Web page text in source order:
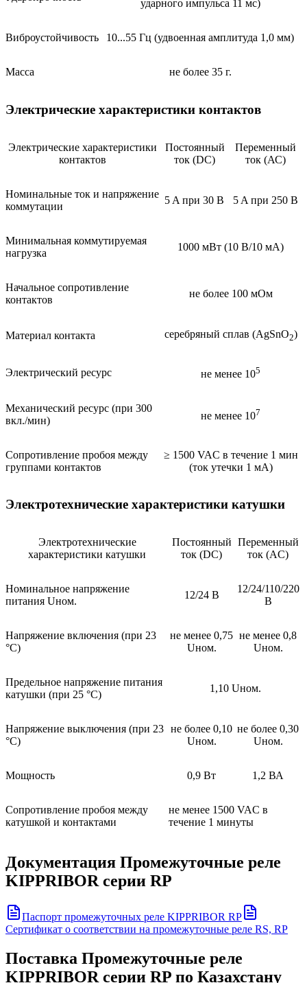
ударного импульса 11 мс)
Виброустойчивость 10...55 Гц (удвоенная амплитуда 1,0 мм)
Масса не более 35 г.
Электрические характеристики контактов
Электрические характеристики
контактов
Постоянный
ток (DС)
Переменный
ток (АС)
Номинальные ток и напряжение
коммутации
5 A при 30 В 5 A при 250 В
Минимальная коммутируемая
нагрузка
1000 мВт (10 В/10 мА)
Начальное сопротивление
контактов
не более 100 мОм
Материал контакта серебряный сплав (AgSnO2)
Электрический ресурс не менее 105
Механический ресурс (при 300
вкл./мин)
не менее 107
Сопротивление пробоя между
группами контактов
≥ 1500 VAC в течение 1 мин
(ток утечки 1 мА)
Электротехнические характеристики катушки
Электротехнические
характеристики катушки
Постоянный
ток (DC)
Переменный
ток (AC)
Номинальное напряжение
питания Uном.
12/24 В
12/24/110/220
В
Напряжение включения (при 23
°С)
не менее 0,75
Uном.
не менее 0,8
Uном.
Предельное напряжение питания
катушки (при 25 °С)
1,10 Uном.
Напряжение выключения (при 23
°С)
не более 0,10
Uном.
не более 0,30
Uном.
Мощность 0,9 Вт 1,2 ВА
Сопротивление пробоя между
катушкой и контактами
не менее 1500 VAC в
течение 1 минуты
Документация Промежуточные реле
KIPPRIBOR серии RP
Паспорт промежуточных реле KIPPRIBOR RP
Сертификат о соответствии на промежуточные реле RS, RP
Поставка Промежуточные реле
KIPPRIBOR серии RP по Казахстану